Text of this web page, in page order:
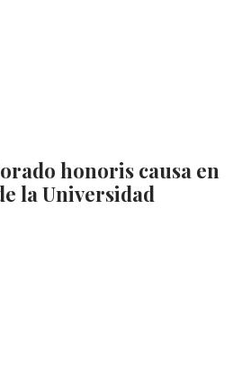
honoris causa en
la Universidad